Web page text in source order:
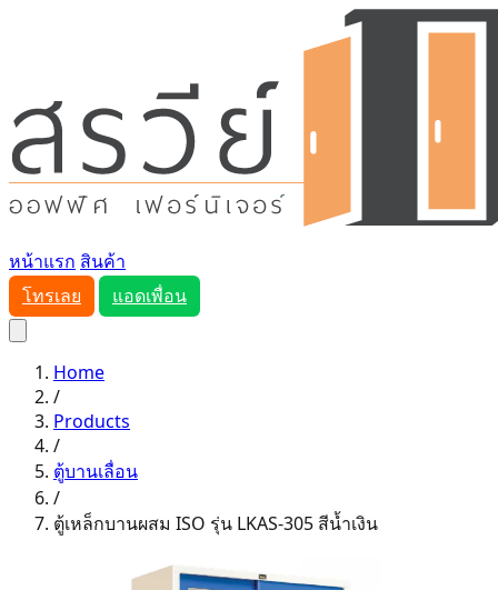
หน้าแรก สินค้า
โทรเลย
แอดเพื่อน
Home
/
Products
/
ตู้บานเลื่อน
/
ตู้เหล็กบานผสม ISO รุ่น LKAS-305 สีน้ำเงิน